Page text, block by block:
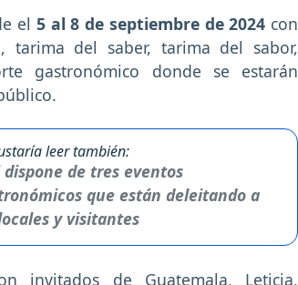
el 5 al 8 de septiembre de 2024 con
tarima del saber, tarima del sabor,
gastronómico donde se estarán
leer también:
dispone de tres eventos
que están deleitando a
y visitantes
invitados de Guatemala, Leticia,